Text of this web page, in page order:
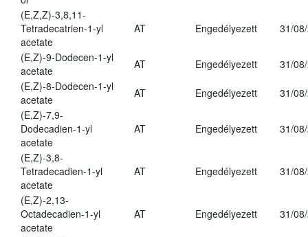
(E,Z,Z)-3,8,11-
Tetradecatrien-1-yl
acetate
AT Engedélyezett 31/
(E,Z)-9-Dodecen-1-yl
acetate
AT Engedélyezett
31/
(E,Z)-8-Dodecen-1-yl
acetate
AT Engedélyezett
31/
(E,Z)-7,9-
Dodecadien-1-yl
acetate
AT Engedélyezett 31/
(E,Z)-3,8-
Tetradecadien-1-yl
acetate
AT Engedélyezett 31/
(E,Z)-2,13-
Octadecadien-1-yl
acetate
AT Engedélyezett 31/